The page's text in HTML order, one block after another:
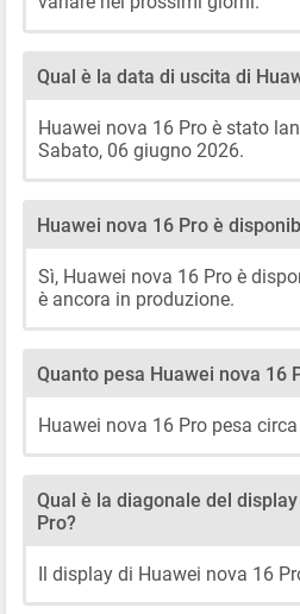
Qual è la data di uscita di
Huawei nova 16 Pro è stato
Sabato, 06 giugno 2026.
Huawei nova 16 Pro è
Sì, Huawei nova 16 Pro è
è ancora in produzione.
Quanto pesa Huawei nova 16
Huawei nova 16 Pro pesa
Qual è la diagonale del
Pro?
Il display di Huawei nova 16